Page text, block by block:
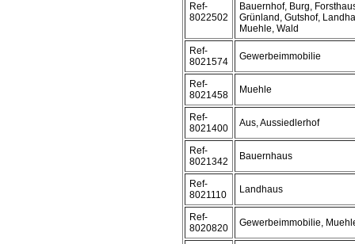
Ref-
8022502
Bauernhof, Burg,
Grünland, Gutshof,
Muehle, Wald
Ref-
8021574
Gewerbeimmobilie
Ref-
8021458
Muehle
Ref-
8021400
Aus, Aussiedlerhof
Ref-
8021342
Bauernhaus
Ref-
8021110
Landhaus
Ref-
8020820
Gewerbeimmobilie,